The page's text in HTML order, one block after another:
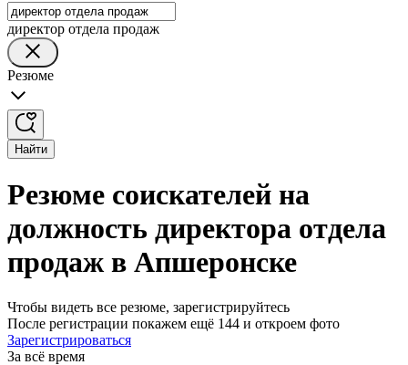
директор отдела продаж
Резюме
Найти
Резюме соискателей на
должность директора отдела
продаж в Апшеронске
Чтобы видеть все резюме, зарегистрируйтесь
После регистрации покажем ещё 144 и откроем фото
Зарегистрироваться
За всё время